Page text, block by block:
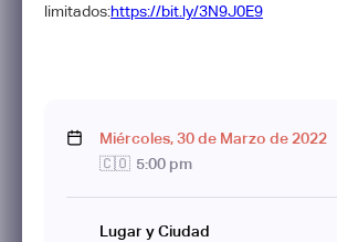
limitados:https://bit.ly/3N9J0E9
Miércoles,30de Marzo de 2022
🇨🇴 5:00 pm
Lugar y Ciudad